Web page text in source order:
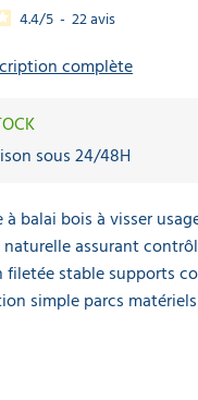
4.4/5 - 22avis
complète
sous 24/48H
à balai bois à visser
assurant
filetée stable supports
simple parcs